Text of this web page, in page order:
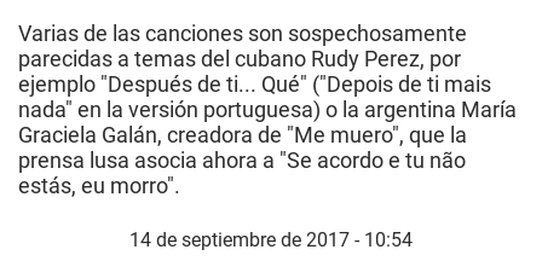
Varias de las canciones son sospechosamente
parecidas a temas del cubano Rudy Perez, por
ejemplo "Después de ti... Qué" ("Depois de ti mais
nada" en la versión portuguesa) o la argentina María
Graciela Galán, creadora de "Me muero", que la
prensa lusa asocia ahora a "Se acordo e tu não
estás, eu morro".
14 de septiembre de 2017 - 10:54